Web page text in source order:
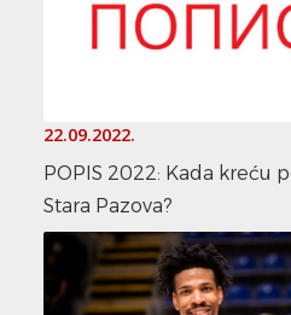
22.09.2022.
POPIS 2022: Kada kreću
Stara Pazova?